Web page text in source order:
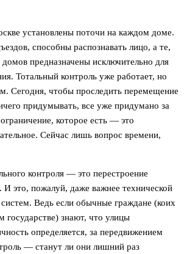
установлены поточи на каждом доме.
способны распознавать лицо, а те,
предназначены исключительно для
Тотальный контроль уже работает, но
Сегодня, чтобы проследить перемещение
придумывать, все уже придумано за
которое есть — это
Сейчас лишь вопрос времени,
контроля — это перестроение
И это, пожалуй, даже важнее технической
Ведь если обычные граждане (коих
государстве) знают, что улицы
определяется, за передвижением
— станут ли они лишний раз